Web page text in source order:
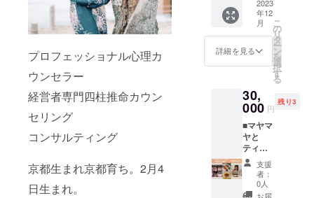
プロフェッショナル心理カ
ウンセラー
経営者専門四柱推命カウン
セリング
コンサルティング
京都生まれ京都育ち。2月4
日生まれ。
YmMy
MTA2M
2Y= チ
ケット
の有効
期
年7/31
まで。
色、グ
ルテン
フ
リー、
ヴィー
ガン仕
内容>
ヘンプ
オイル
10ml ・
CBD
300mg
・ヘン
プシー
ドオイ
ル –
ンド ・
魂と才
能の生
方、
日々の
・産土
神から
あなた
への
メッ
セージ
・鑑定
書につ
いての
た時の
名前・
ローマ
字(名字
と名前
は旧姓
の方を
します)
を備考
欄に記
入お願
いしま
す。 ・
る場合
は後日
メール
をお送
りさせ
返信が
ない場
合は
キャン
プファ
イアの
登録の
お名前
となり
ます。
との
ティー
タイム
ご一緒
にいか
がです
か？？
京都駅
付近の
カフェ
となり
ます。
もれな
くマニ
アック
な話題
が豊富
2023
年12
月
詳細を見る
こ
の
リ
タ
ー
ン
を
選
択
す
る
30,
000 円
残り3
■マヤマ
ヤと
ティー
タイム
(2時
間)in東
京 監
支援
者：
0人
お届